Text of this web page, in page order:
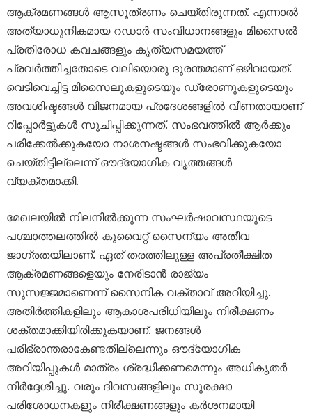
ആക്രമണങ്ങൾ ആസൂത്രണം ചെയ്തിരുന്നത്. എന്നാൽ
അത്യാധുനികമായ റഡാർ സംവിധാനങ്ങളും മിസൈൽ
പ്രതിരോധ കവചങ്ങളും കൃത്യസമയത്ത്
പ്രവർത്തിച്ചതോടെ വലിയൊരു ദുരന്തമാണ് ഒഴിവായത്.
വെടിവെച്ചിട്ട മിസൈലുകളുടെയും ഡ്രോണുകളുടെയും
അവശിഷ്ടങ്ങൾ വിജനമായ പ്രദേശങ്ങളിൽ വീണതായാണ്
റിപ്പോർട്ടുകൾ സൂചിപ്പിക്കുന്നത്. സംഭവത്തിൽ ആർക്കും
പരിക്കേൽക്കുകയോ നാശനഷ്ടങ്ങൾ സംഭവിക്കുകയോ
ചെയ്തിട്ടില്ലെന്ന് ഔദ്യോഗിക വൃത്തങ്ങൾ
വ്യക്തമാക്കി.
മേഖലയിൽ നിലനിൽക്കുന്ന സംഘർഷാവസ്ഥയുടെ
പശ്ചാത്തലത്തിൽ കുവൈറ്റ് സൈന്യം അതീവ
ജാഗ്രതയിലാണ്. ഏത് തരത്തിലുള്ള അപ്രതീക്ഷിത
ആക്രമണങ്ങളെയും നേരിടാൻ രാജ്യം
സുസജ്ജമാണെന്ന് സൈനിക വക്താവ് അറിയിച്ചു.
അതിർത്തികളിലും ആകാശപരിധിയിലും നിരീക്ഷണം
ശക്തമാക്കിയിരിക്കുകയാണ്. ജനങ്ങൾ
പരിഭ്രാന്തരാകേണ്ടതില്ലെന്നും ഔദ്യോഗിക
അറിയിപ്പുകൾ മാത്രം ശ്രദ്ധിക്കണമെന്നും അധികൃതർ
നിർദ്ദേശിച്ചു. വരും ദിവസങ്ങളിലും സുരക്ഷാ
പരിശോധനകളും നിരീക്ഷണങ്ങളും കർശനമായി